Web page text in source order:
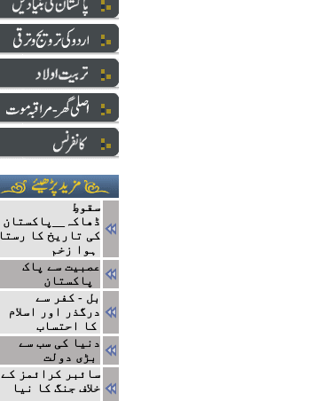
سقوطِ
ڈھاکہ__پاکستان
کی تاریخ کا رستا
ہوا زخم
عصبیت سے پاک
بل - کفر سے
درگذر اور اسلام
کا احتساب
دنیا کی سب سے
بڑی دولت
سائبر کرائمز کے
خلاف جنگ کا نیا